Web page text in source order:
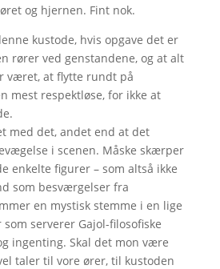
og hjernen. Fint nok.
kustode, hvis opgave det er
rører ved genstandene, og at alt
været, at flytte rundt på
mest respektløse, for ikke at
med det, andet end at det
i scenen. Måske skærper
enkelte figurer – som altså ikke
som besværgelser fra
en mystisk stemme i en lige
serverer Gajol-filosofiske
ingenting. Skal det mon være
taler til vore ører, til kustoden